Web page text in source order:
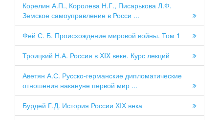
Корелин А.П., Королева Н.Г., Писарькова Л.Ф.
Земское самоуправление в Росси ...
Фей С. Б. Происхождение мировой войны. Том 1
Троицкий Н.А. Россия в XIX веке. Курс лекций
Аветян А.С. Русско-германские дипломатические
отношения накануне первой мир ...
Бурдей Г.Д. История России XIX века